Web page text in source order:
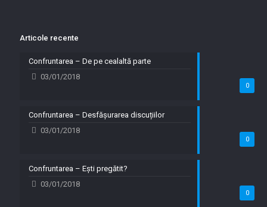
Articole recente
0
Confruntarea – De pe cealaltă parte
03/01/2018
0
Confruntarea – Desfășurarea discuțiilor
03/01/2018
0
Confruntarea – Ești pregătit?
03/01/2018